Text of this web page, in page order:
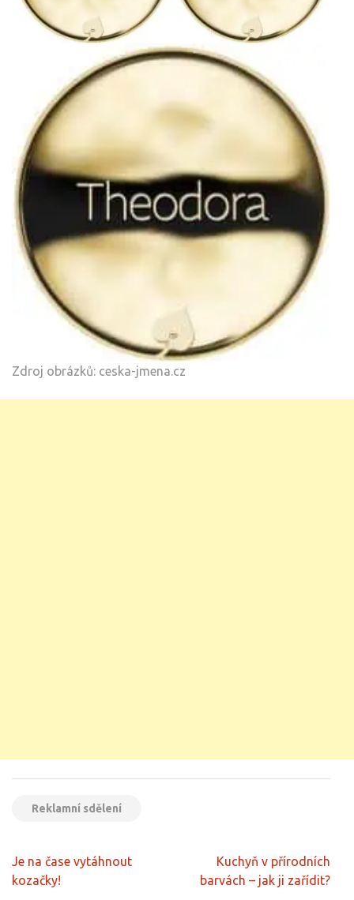
Zdroj obrázků: ceska-jmena.cz
Reklamní sdělení
Navigace
pro
Je na čase vytáhnout
kozačky!
Kuchyň v přírodních
barvách – jak ji zařídit?